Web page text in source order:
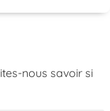
nous savoir si